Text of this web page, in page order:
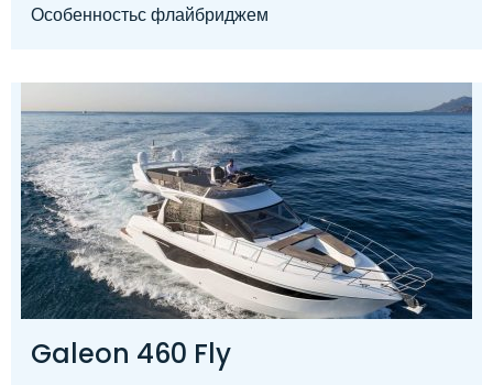
Особенностьс флайбриджем
Galeon 460 Fly